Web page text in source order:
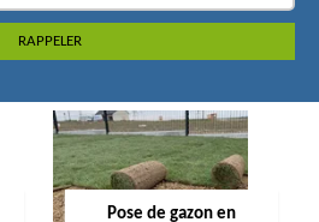
Pose de gazon en